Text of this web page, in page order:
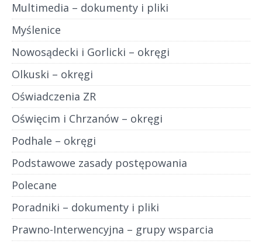
Multimedia – dokumenty i pliki
Myślenice
Nowosądecki i Gorlicki – okręgi
Olkuski – okręgi
Oświadczenia ZR
Oświęcim i Chrzanów – okręgi
Podhale – okręgi
Podstawowe zasady postępowania
Polecane
Poradniki – dokumenty i pliki
Prawno-Interwencyjna – grupy wsparcia